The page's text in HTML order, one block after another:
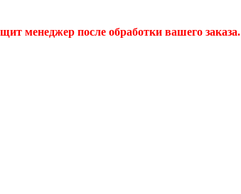
менеджер после обработки вашего заказа.